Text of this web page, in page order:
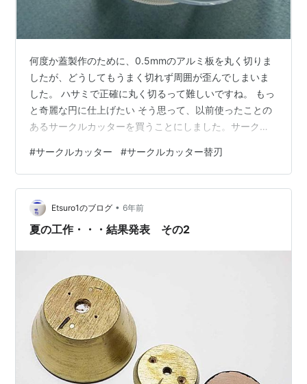
何度か蓋製作のために、0.5mmのアルミ板を丸く切りま
したが、どうしてもうまく切れず周囲が歪んでしまいま
した。 ハサミで正確に丸く切るって難しいですね。 もっ
と奇麗な円に仕上げたい そう思って、以前使ったことの
あるサークルカッターを買うことにしました。サークル
ね。何度か失敗したことがあります。 0.5mmアルミ板。
カッターでも真っすぐなら切れるので、円も切れる可能
性があります。やってみる価値ありです。 紙と違って、
薄いと言ってもアルミ板。でも、何十回かグルグルと回
せば切れると思うからです。 たぶん。 ただ、一般的なサ
#サークルカッター #サークルカッター替刃
Etsuro1のブログ • 6年前
夏の工作・・・結果発表 その2